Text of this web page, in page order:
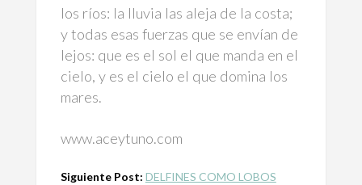
los ríos: la lluvia las aleja de la costa;
y todas esas fuerzas que se envían de
lejos: que es el sol el que manda en el
cielo, y es el cielo el que domina los
mares.
www.aceytuno.com
Siguiente Post: DELFINES COMO LOBOS